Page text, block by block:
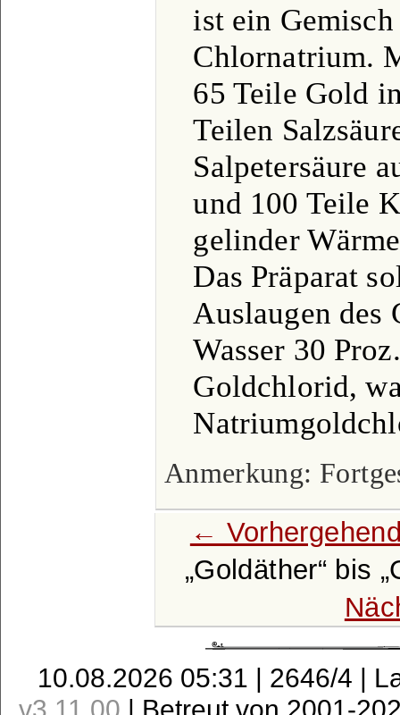
ist ein
Chlornatrium.
65 Teile Gold
Teilen
Salpetersäure
und 100 Teile
gelinder
Das Präparat
Auslaugen des
Wasser 30
Goldchlorid,
Anmerkung:
←
Goldäther
bis
10.08.2026 05:31 | 2646/4 |
v3.11.00 | Betreut von 2001-